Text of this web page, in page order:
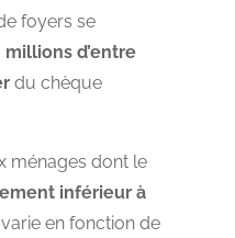
foyers se
millions d’entre
du chèque
ménages dont le
inférieur à
en fonction de